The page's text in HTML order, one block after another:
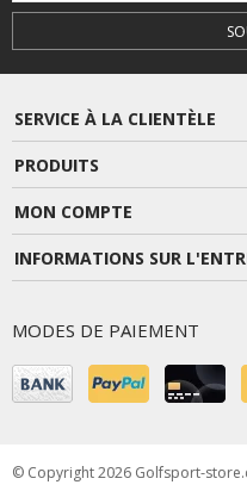
SERVICE À LA CLIENTÈLE
PRODUITS
MON COMPTE
INFORMATIONS SUR
MODES DE PAIEMENT
© Copyright 2026 Golfsport-